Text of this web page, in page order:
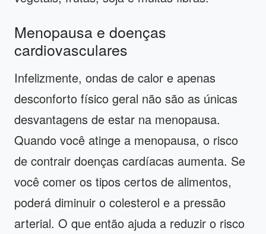
Menopausa e doenças
cardiovasculares
Infelizmente, ondas de calor e apenas
desconforto físico geral não são as únicas
desvantagens de estar na menopausa.
Quando você atinge a menopausa, o risco
de contrair doenças cardíacas aumenta. Se
você comer os tipos certos de alimentos,
poderá diminuir o colesterol e a pressão
arterial. O que então ajuda a reduzir o risco